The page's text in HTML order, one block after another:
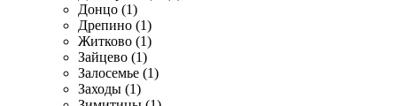
Донцо (1)
Дрепино (1)
Житково (1)
Зайцево (1)
Залосемье (1)
Заходы (1)